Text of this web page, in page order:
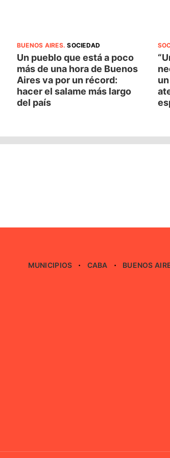
BUENOS AIRES.SOCIEDAD
Un pueblo que está a poco
más de una hora de Buenos
Aires va por un récord:
hacer el salame más largo
del país
MUNICIPIOS CABA BUENOS